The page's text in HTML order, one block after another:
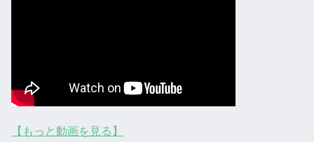
【もっと動画を見る】